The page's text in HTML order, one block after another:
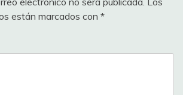
están marcados con *